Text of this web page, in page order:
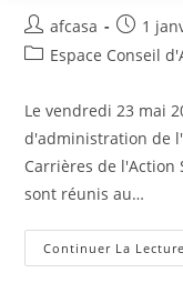
afcasa
1
Espace Conseil
Le vendredi 23 mai
d'administration de
Carrières de l'Action
sont réunis au…
Continuer La Lecture